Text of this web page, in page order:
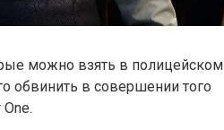
можно взять в полицейском
обвинить в совершении того